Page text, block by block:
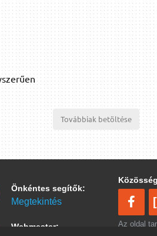
Továbbiak betöltése
Önkéntes segítők:
Megtekintés
Webmester:
Az oldal